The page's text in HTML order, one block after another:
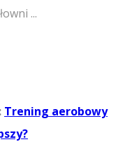
...
Trening aerobowy